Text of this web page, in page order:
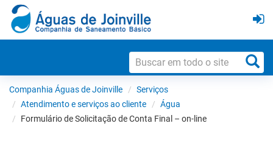
Companhia Águas de Joinville
Serviços
Atendimento e serviços ao cliente
Água
Formulário de Solicitação de Conta Final – on-line